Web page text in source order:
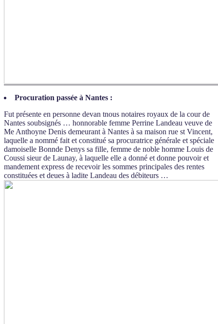
Procuration passée à Nantes :
Fut présente en personne devan tnous notaires royaux de la cour de
Nantes soubsignés … honnorable femme Perrine Landeau veuve de
Me Anthoyne Denis demeurant à Nantes à sa maison rue st Vincent,
laquelle a nommé fait et constitué sa procuratrice générale et spéciale
damoiselle Bonnde Denys sa fille, femme de noble homme Louis de
Coussi sieur de Launay, à laquelle elle a donné et donne pouvoir et
mandement express de recevoir les sommes principales des rentes
constituées et deues à ladite Landeau des débiteurs …